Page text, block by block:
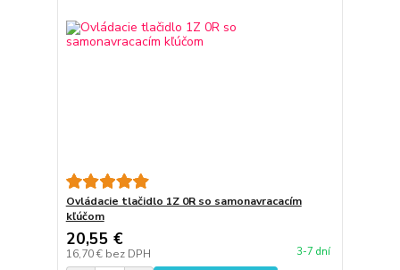
Ovládacie tlačidlo 1Z 0R so samonavracacím
kľúčom
20,55 €
16,70 € bez DPH 3-7 dní